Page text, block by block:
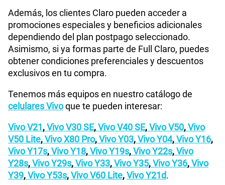
Además, los clientes Claro pueden acceder a
promociones especiales y beneficios adicionales
dependiendo del plan postpago seleccionado.
Asimismo, si ya formas parte de Full Claro, puedes
obtener condiciones preferenciales y descuentos
exclusivos en tu compra.
Tenemos más equipos en nuestro catálogo de
celulares Vivoque te pueden interesar:
Vivo V21,Vivo V30 SE,Vivo V40 SE,Vivo V50,Vivo
V50 Lite,Vivo X80 Pro,Vivo Y03,Vivo Y04,Vivo Y16,
Vivo Y17s,Vivo Y18,Vivo Y19s,Vivo Y22s,Vivo
Y28s,Vivo Y29s,Vivo Y33,Vivo Y35,Vivo Y36,Vivo
Y39,Vivo Y53s,Vivo V60 Lite,Vivo Y21d.